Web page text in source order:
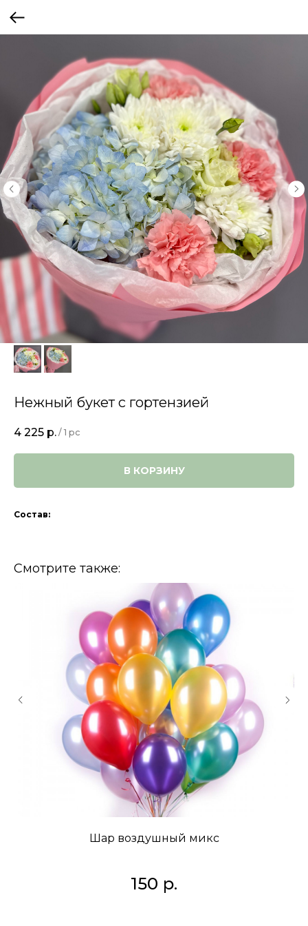
Нежный букет с гортензией
4 225 р. / 1 pc
В КОРЗИНУ
Состав:
Смотрите также:
Шар воздушный микс
150 р.